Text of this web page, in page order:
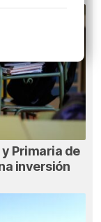
Primaria de
inversión